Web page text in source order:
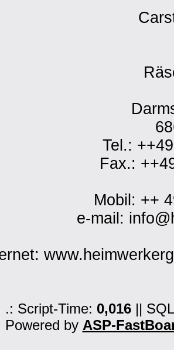
Tel.:
Fax.:
Mobil: ++
e-mail:
.: Script-Time: 0,016||
Powered by ASP-